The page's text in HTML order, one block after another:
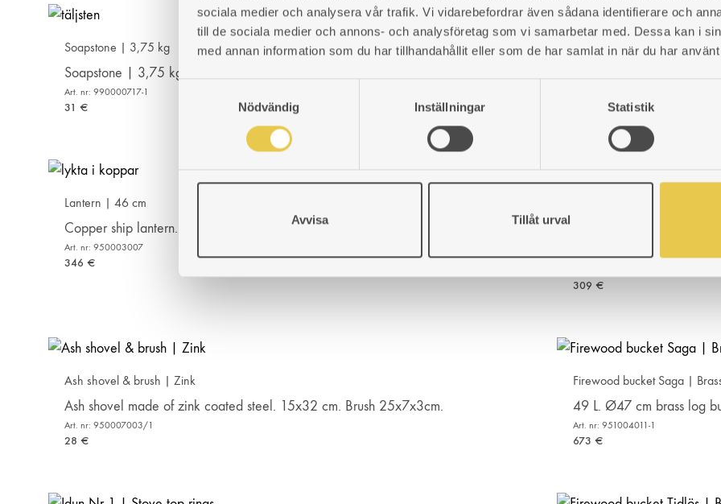
sociala medier och analysera vår trafik. Vi vidarebefordrar även sådana identifierare och
till de sociala medier och annons- och analysföretag som vi samarbetar med. Dessa kan i
med annan information som du har tillhandahållit eller som de har samlat in när du har
a
Nödvändig Inställningar Statistik
Avvisa Tillåt urval
Soapstone | 3,75 kg
Soapstone | 3,75 kg
Art. nr: 990000717-1
31 €
Tiled stove | Glass and
Lantern | 46 cm
Copper ship lantern. 46 cm high.
Art. nr: 950003007
346 €
309 €
Ash shovel & brush | Zink
Ash shovel made of zink coated steel. 15x32 cm. Brush 25x7x3cm.
Art. nr: 950007003/1
28 €
Firewood bucket Saga |
49 L. Ø47 cm brass log
Art. nr: 951004011-1
673 €